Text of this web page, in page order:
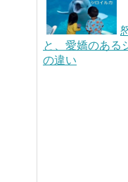
と、愛嬌のあ
の違い